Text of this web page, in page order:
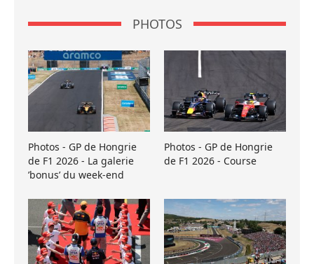
PHOTOS
Photos - GP de Hongrie
de F1 2026 - La galerie
’bonus’ du week-end
Photos - GP de Hongrie
de F1 2026 - Course